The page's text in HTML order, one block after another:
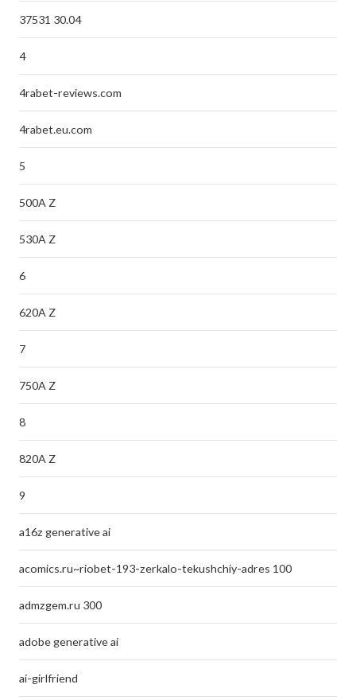
37531 30.04
4
4rabet-reviews.com
4rabet.eu.com
5
500A Z
530A Z
6
620A Z
7
750A Z
8
820A Z
9
a16z generative ai
acomics.ru~riobet-193-zerkalo-tekushchiy-adres 100
admzgem.ru 300
adobe generative ai
ai-girlfriend